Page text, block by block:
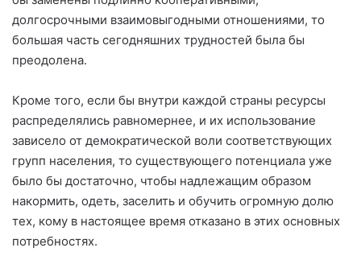
долгосрочными взаимовыгодными отношениями, то
большая часть сегодняшних трудностей была бы
преодолена.
Кроме того, если бы внутри каждой страны ресурсы
распределялись равномернее, и их использование
зависело от демократической воли соответствующих
групп населения, то существующего потенциала уже
было бы достаточно, чтобы надлежащим образом
накормить, одеть, заселить и обучить огромную долю
тех, кому в настоящее время отказано в этих основных
потребностях.